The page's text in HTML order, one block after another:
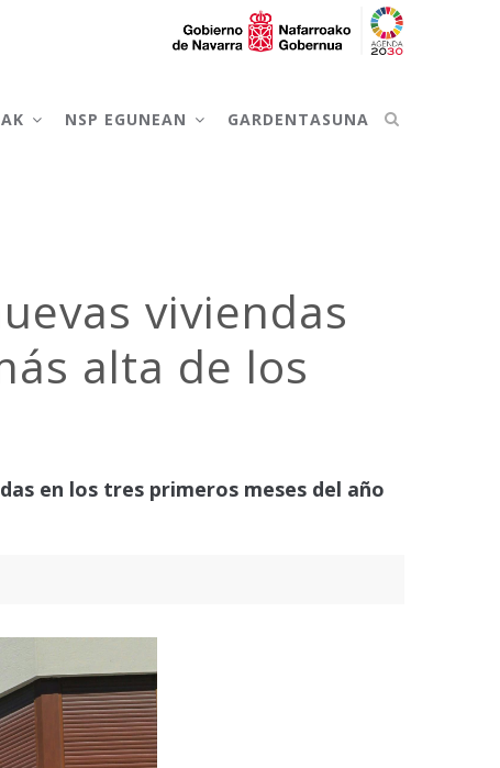
NSP EGUNEAN GARDENTASUNA
viviendas
alta de los
en los tres primeros meses del año